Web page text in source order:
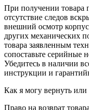
При получении товара
отсутствие следов
внешний осмотр
других механических
товара заявленным
сопоставьте серийные
Убедитесь в наличии
инструкции и
Как я могу вернуть или
Право на возврат